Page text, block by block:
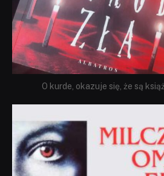
O kurde, okazuje się, że są